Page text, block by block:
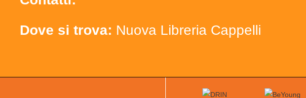
Dove si trova: Nuova Libreria Cappelli